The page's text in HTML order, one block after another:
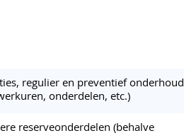
regulier en preventief onderhoud
onderdelen, etc.)
reserveonderdelen (behalve